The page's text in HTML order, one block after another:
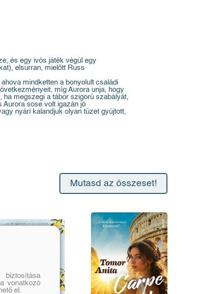
és egy ivós játék végül egy
elsurran, mielőtt Russ
mindketten a bonyolult családi
míg Aurora unja, hogy
megszegi a tábor szigorú szabályát,
Aurora sose volt igazán jó
nyári kalandjuk olyan tüzet gyújtott,
Mutasd az összeset!
biztosítása
vonatkozó
el.